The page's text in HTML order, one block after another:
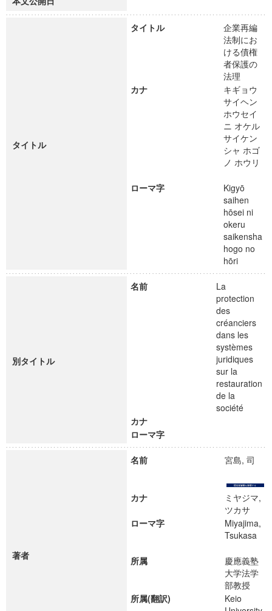
タイトル
タイトル
企業再編
法制にお
ける債権
者保護の
法理
カナ
キギョウ
サイヘン
ホウセイ
ニ オケル
サイケン
シャ ホゴ
ノ ホウリ
ローマ字
Kigyō
saihen
hōsei ni
okeru
saikensha
hogo no
hōri
別タイトル
名前
La
protection
des
créanciers
dans les
systèmes
juridiques
sur la
restauration
de la
société
カナ
ローマ字
著者
名前 宮島, 司
カナ
ミヤジマ,
ツカサ
ローマ字
Miyajima,
Tsukasa
所属
慶應義塾
大学法学
部教授
所属(翻訳)
Keio